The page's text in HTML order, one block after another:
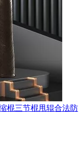
棍三节棍甩辊合法防